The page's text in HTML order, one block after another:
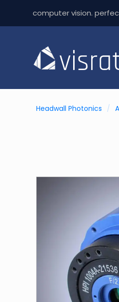
computer vision.
Headwall Photonics /